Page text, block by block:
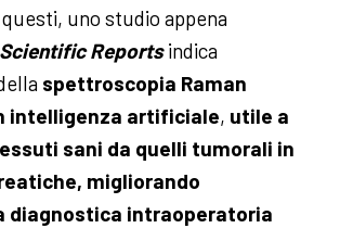
uno studio appena
Scientific Reportsindica
spettroscopia Raman
intelligenza artificiale, utile a
sani da quelli tumorali in
migliorando
diagnostica intraoperatoria